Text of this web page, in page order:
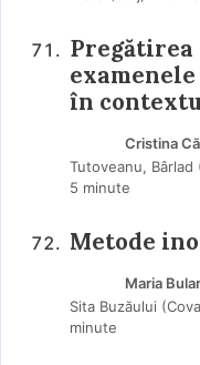
în
Cristina
Tutoveanu, Bârlad
5 minute
Metode
Maria
Sita Buzăului
minute